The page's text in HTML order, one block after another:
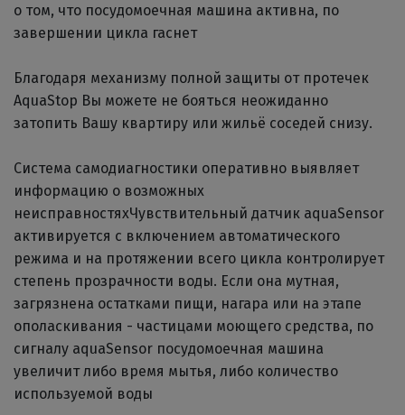
о том, что посудомоечная машина активна, по
завершении цикла гаснет
Благодаря механизму полной защиты от протечек
AquaStop Вы можете не бояться неожиданно
затопить Вашу квартиру или жильё соседей снизу.
Система самодиагностики оперативно выявляет
информацию о возможных
неисправностяхЧувствительный датчик aquaSensor
активируется с включением автоматического
режима и на протяжении всего цикла контролирует
степень прозрачности воды. Если она мутная,
загрязнена остатками пищи, нагара или на этапе
ополаскивания - частицами моющего средства, по
сигналу aquaSensor посудомоечная машина
увеличит либо время мытья, либо количество
используемой воды